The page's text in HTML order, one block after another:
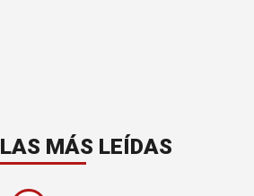
LAS MÁS LEÍDAS